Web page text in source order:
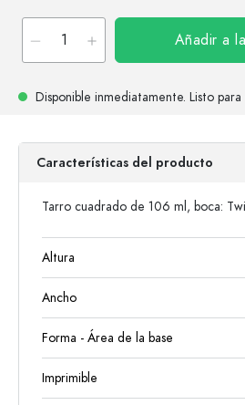
Añadir a
Disponible inmediatamente. Listo
Características del producto
Tarro cuadrado de 106 ml, boca:
Altura
Ancho
Forma - Área de la base
Imprimible